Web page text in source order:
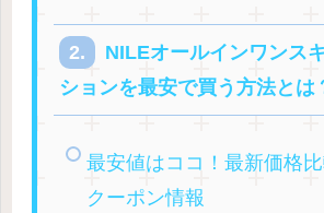
NILEオールインワンス
ションを最安で買う方法とは
最安値はココ！最新価格
クーポン情報